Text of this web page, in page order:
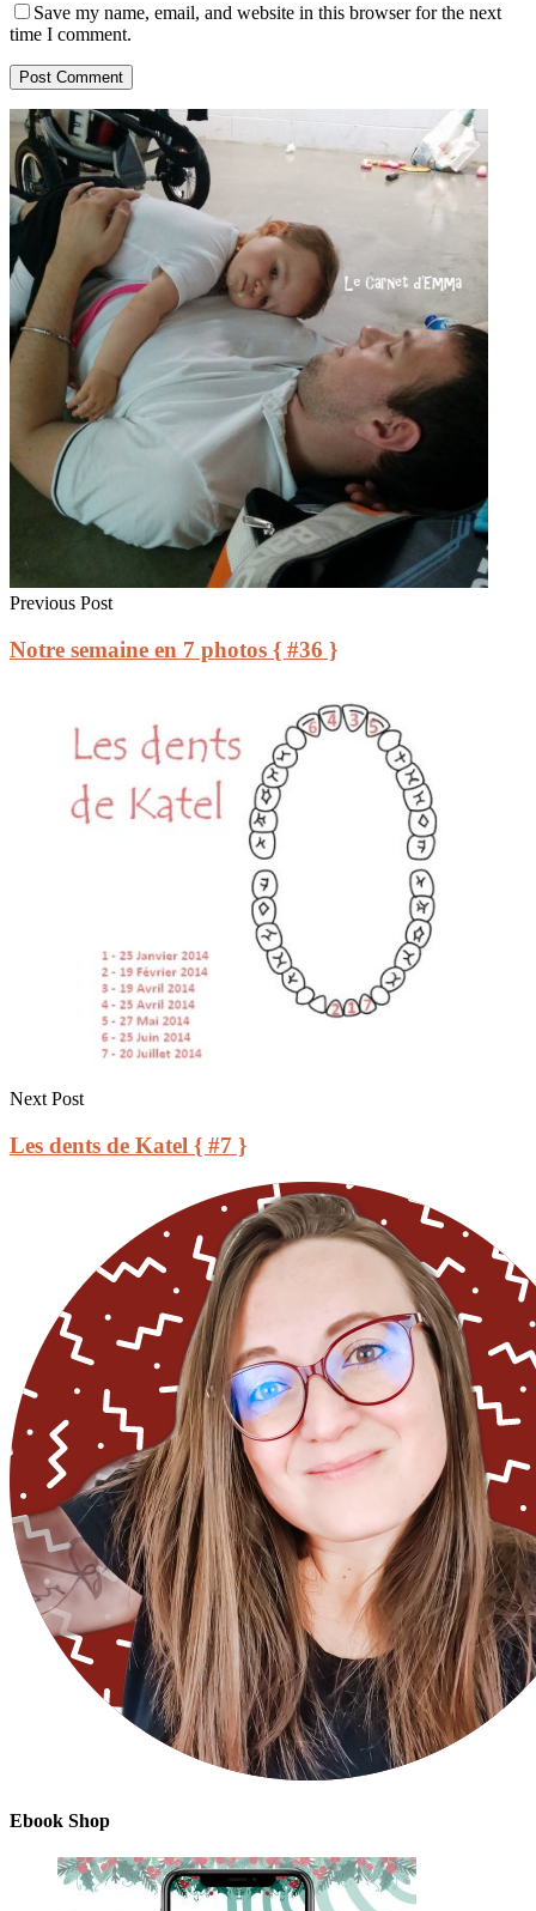
Save my name, email, and website in this browser for the next
time I comment.
Previous Post
Notre semaine en 7 photos { #36 }
Next Post
Les dents de Katel { #7 }
Ebook Shop